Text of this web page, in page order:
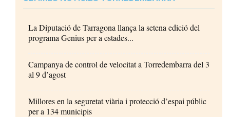
La Diputació de Tarragona llança la setena edició del
programa Genius per a estades...
Campanya de control de velocitat a Torredembarra del 3
al 9 d’agost
Millores en la seguretat viària i protecció d’espai públic
per a 134 municipis